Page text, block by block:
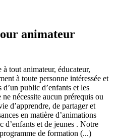
animateur
à tout animateur, éducateur,
à toute personne intéressée et
d’un public d’enfants et les
nécessite aucun prérequis ou
d’apprendre, de partager et
en matière d’animations
d’enfants et de jeunes . Notre
de formation (...)